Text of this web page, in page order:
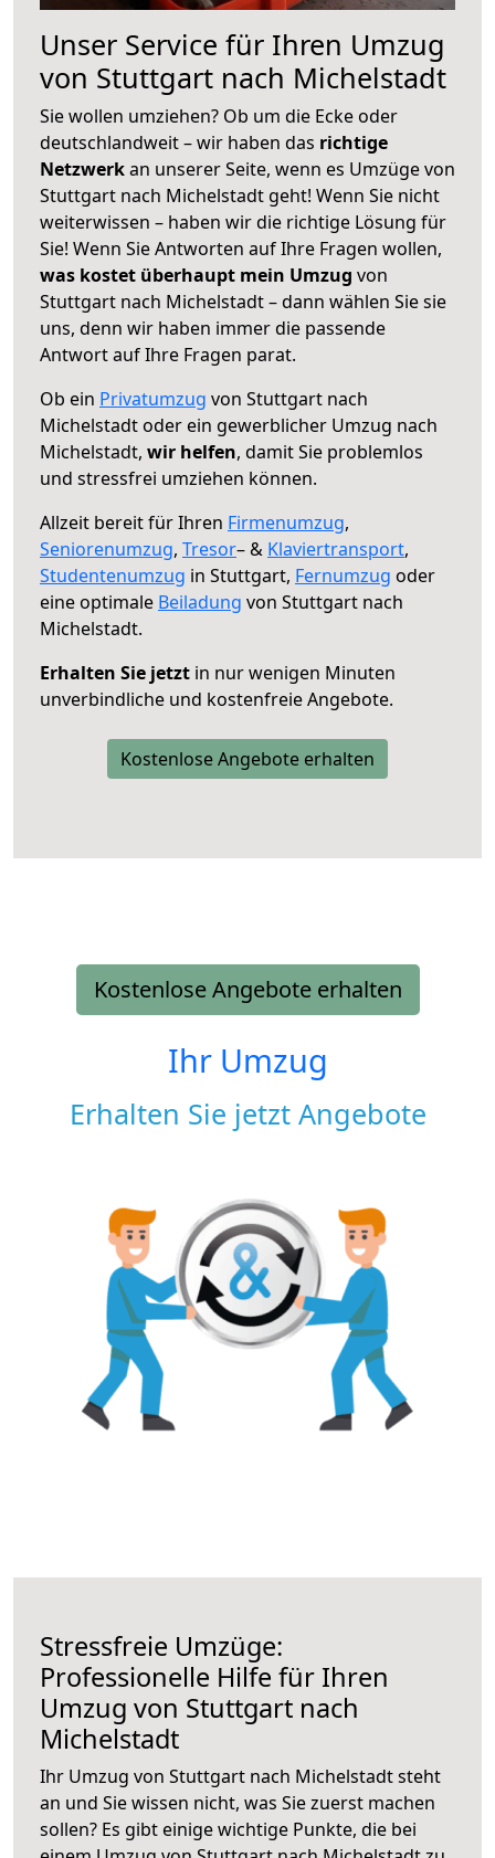
Unser Service für Ihren Umzug
von Stuttgart nach Michelstadt
Sie wollen umziehen? Ob um die Ecke oder
deutschlandweit – wir haben das richtige
Netzwerkan unserer Seite, wenn es Umzüge von
Stuttgart nach Michelstadt geht! Wenn Sie nicht
weiterwissen – haben wir die richtige Lösung für
Sie! Wenn Sie Antworten auf Ihre Fragen wollen,
was kostet überhaupt mein Umzug von
Stuttgart nach Michelstadt – dann wählen Sie sie
uns, denn wir haben immer die passende
Antwort auf Ihre Fragen parat.
Ob ein Privatumzug von Stuttgart nach
Michelstadt oder ein gewerblicher Umzug nach
Michelstadt, wir helfen, damit Sie problemlos
und stressfrei umziehen können.
Allzeit bereit für Ihren Firmenumzug,
Seniorenumzug, Tresor– & Klaviertransport,
Studentenumzug in Stuttgart, Fernumzug oder
eine optimale Beiladung von Stuttgart nach
Michelstadt.
Erhalten Sie jetzt in nur wenigen Minuten
unverbindliche und kostenfreie Angebote.
Kostenlose Angebote erhalten
Kostenlose Angebote erhalten
Ihr Umzug
Erhalten Sie jetzt Angebote
Stressfreie Umzüge:
Professionelle Hilfe für Ihren
Umzug von Stuttgart nach
Michelstadt
Ihr Umzug von Stuttgart nach Michelstadt steht
an und Sie wissen nicht, was Sie zuerst machen
sollen? Es gibt einige wichtige Punkte, die bei